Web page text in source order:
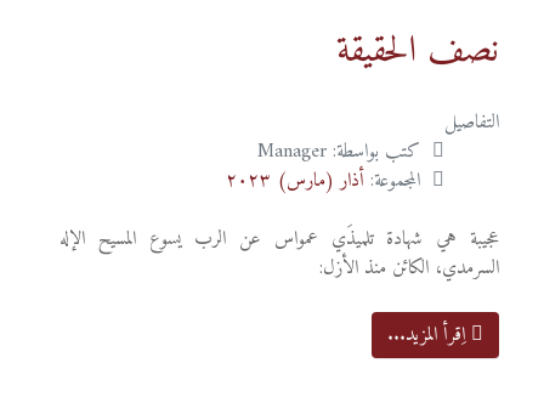
نصف الحقيقة
التفاصيل
كتب بواسطة: Manager
المجموعة: أذار (مارس) ٢٠٢٣
عجيبة هي شهادة تلميذَي عمواس عن الرب يسوع المسيح الإله
السرمدي، الكائن منذ الأزل:
اِقرأ المزيد...